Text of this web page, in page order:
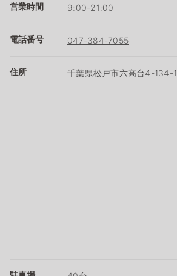
営業時間 9:00-21:00
電話番号 047-384-7055
住所 千葉県松戸市六高台4-134-1